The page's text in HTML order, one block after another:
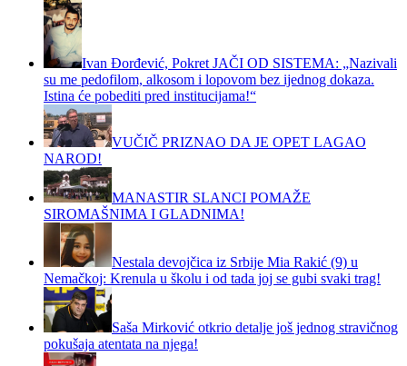
Ivan Đorđević, Pokret JAČI OD SISTEMA: „Nazivali
su me pedofilom, alkosom i lopovom bez ijednog dokaza.
Istina će pobediti pred institucijama!“
VUČIČ PRIZNAO DA JE OPET LAGAO
NAROD!
MANASTIR SLANCI POMAŽE
SIROMAŠNIMA I GLADNIMA!
Nestala devojčica iz Srbije Mia Rakić (9) u
Nemačkoj: Krenula u školu i od tada joj se gubi svaki trag!
Saša Mirković otkrio detalje još jednog stravičnog
pokušaja atentata na njega!